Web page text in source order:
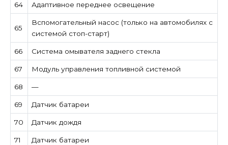
64 Адаптивное переднее освещение
65
Вспомогательный насос (только на автомобилях с
системой стоп-старт)
66 Система омывателя заднего стекла
67 Модуль управления топливной системой
68 —
69 Датчик батареи
70 Датчик дождя
71 Датчик батареи